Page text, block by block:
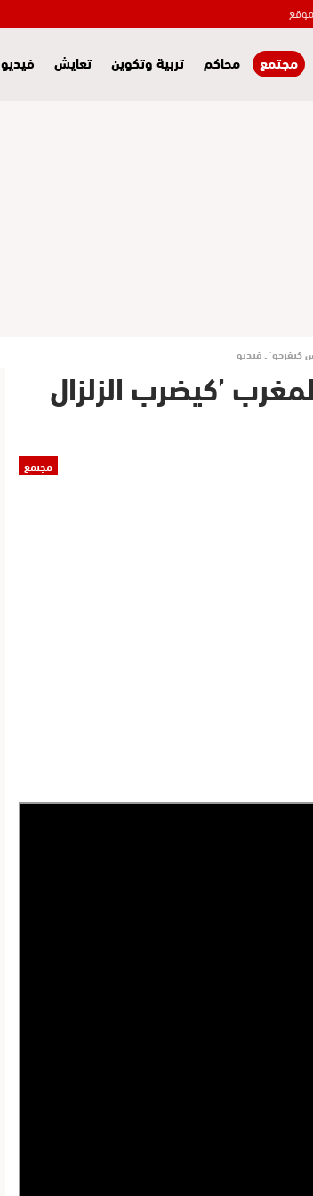
مجتمع محاكم تربية وتكوين تعايش فيديو
كيفرحو’ ـ فيديو
’كيضرب الزلزال
مجتمع